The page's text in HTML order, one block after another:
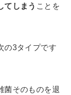
てしまう ことを
の3タイプです
菌そのものを退